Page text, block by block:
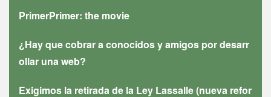
PrimerPrimer: the movie
¿Hay que cobrar a conocidos y amigos por desarr
ollar una web?
Exigimos la retirada de la Ley Lassalle (nueva refor